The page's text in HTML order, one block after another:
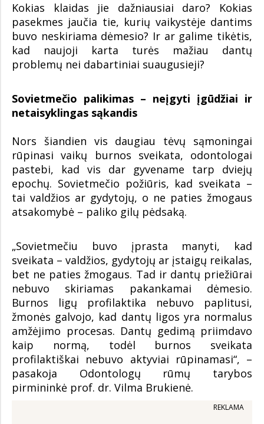
Kokias klaidas jie dažniausiai daro? Kokias
pasekmes jaučia tie, kurių vaikystėje dantims
buvo neskiriama dėmesio? Ir ar galime tikėtis,
kad naujoji karta turės mažiau dantų
problemų nei dabartiniai suaugusieji?
Sovietmečio palikimas – neįgyti įgūdžiai ir
netaisyklingas sąkandis
Nors šiandien vis daugiau tėvų sąmoningai
rūpinasi vaikų burnos sveikata, odontologai
pastebi, kad vis dar gyvename tarp dviejų
epochų. Sovietmečio požiūris, kad sveikata –
tai valdžios ar gydytojų, o ne paties žmogaus
atsakomybė – paliko gilų pėdsaką.
„Sovietmečiu buvo įprasta manyti, kad
sveikata – valdžios, gydytojų ar įstaigų reikalas,
bet ne paties žmogaus. Tad ir dantų priežiūrai
nebuvo skiriamas pakankamai dėmesio.
Burnos ligų profilaktika nebuvo paplitusi,
žmonės galvojo, kad dantų ligos yra normalus
amžėjimo procesas. Dantų gedimą priimdavo
kaip normą, todėl burnos sveikata
profilaktiškai nebuvo aktyviai rūpinamasi“, –
pasakoja Odontologų rūmų tarybos
pirmininkė prof. dr. Vilma Brukienė.
REKLAMA